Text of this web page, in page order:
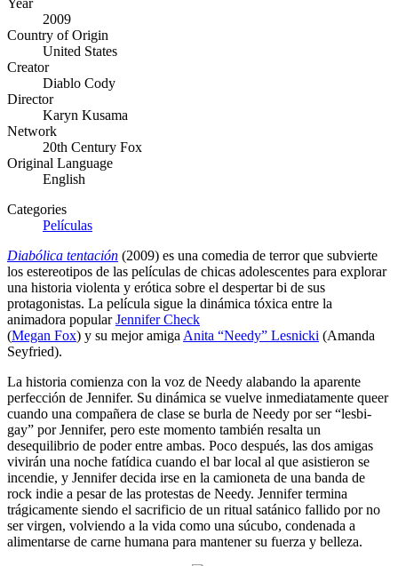
Year
2009
Country of Origin
United States
Creator
Diablo Cody
Director
Karyn Kusama
Network
20th Century Fox
Original Language
English
Categories
Películas
Diabólica tentación (2009) es una comedia de terror que subvierte
los estereotipos de las películas de chicas adolescentes para explorar
una historia violenta y erótica sobre el despertar bi de sus
protagonistas. La película sigue la dinámica tóxica entre la
animadora popularJennifer Check
(Megan Fox) y su mejor amiga Anita “Needy” Lesnicki (Amanda
Seyfried).
La historia comienza con la voz de Needy alabando la aparente
perfección de Jennifer. Su dinámica se vuelve inmediatamente queer
cuando una compañera de clase se burla de Needy por ser “lesbi-
gay” por Jennifer, pero este momento también resalta un
desequilibrio de poder entre ambas. Poco después, las dos amigas
vivirán una noche fatídica cuando el bar local al que asistieron se
incendie, y Jennifer decida irse en la camioneta de una banda de
rock indie a pesar de las protestas de Needy. Jennifer termina
trágicamente siendo el sacrificio de un ritual satánico fallido por no
ser virgen, volviendo a la vida como una súcubo, condenada a
alimentarse de carne humana para mantener su fuerza y belleza.